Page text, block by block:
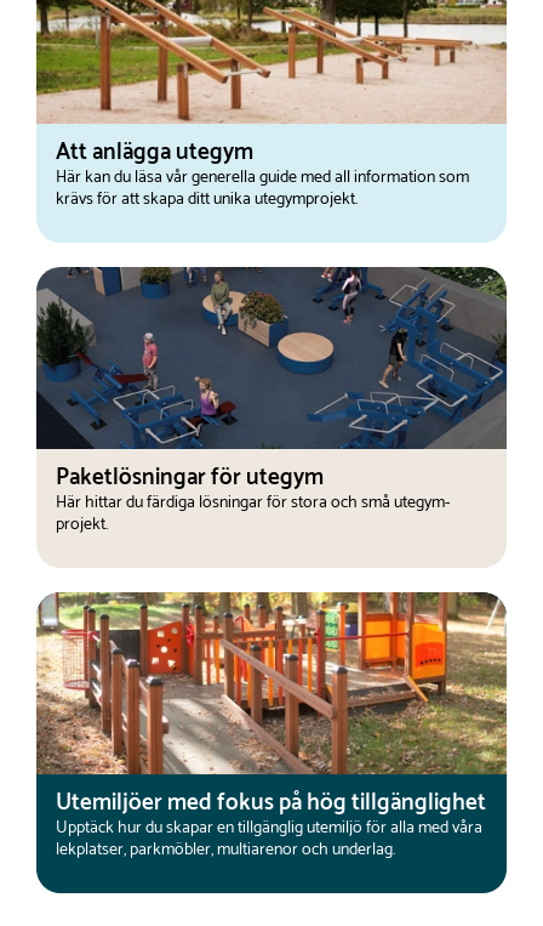
Att anlägga utegym
Här kan du läsa vår generella guide med all information som
krävs för att skapa ditt unika utegymprojekt.
Paketlösningar för utegym
Här hittar du färdiga lösningar för stora och små utegym-
projekt.
Utemiljöer med fokus på hög tillgänglighet
Upptäck hur du skapar en tillgänglig utemiljö för alla med våra
lekplatser, parkmöbler, multiarenor och underlag.